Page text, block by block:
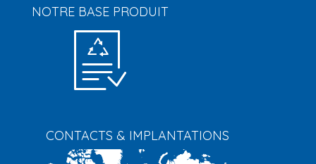
NOTRE BASE PRODUIT
CONTACTS & IMPLANTATIONS